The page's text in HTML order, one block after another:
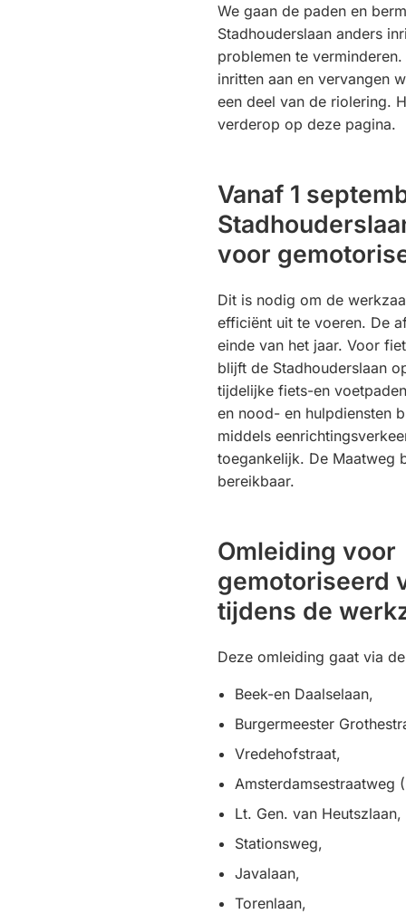
We gaan de paden en
Stadhouderslaan anders
problemen te
inritten aan en vervangen
een deel van de riolering.
verderop op deze pagina.
Vanaf 1
voor
Dit is nodig om de
efficiënt uit te voeren. De
einde van het jaar. Voor
blijft de Stadhouderslaan
tijdelijke fiets-en
en nood- en hulpdiensten
middels
toegankelijk. De Maatweg
bereikbaar.
Omleiding voor
gemotoriseerd
tijdens de
Deze omleiding gaat via
Beek-en Daalselaan,
Burgermeester
Vredehofstraat,
Amsterdamsestraatweg
Lt. Gen. van Heutszlaan,
Stationsweg,
Javalaan,
Torenlaan,